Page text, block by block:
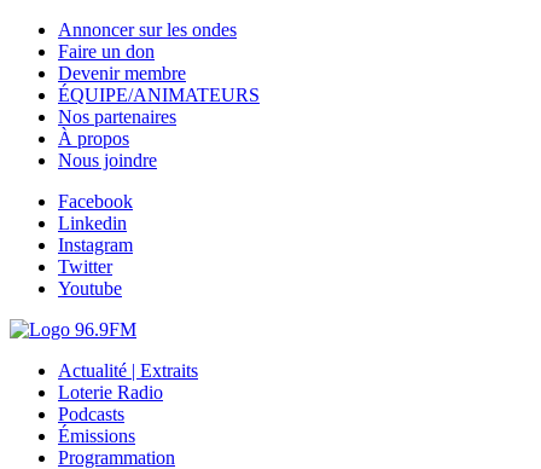
Annoncer sur les ondes
Faire un don
Devenir membre
ÉQUIPE/ANIMATEURS
Nos partenaires
À propos
Nous joindre
Facebook
Linkedin
Instagram
Twitter
Youtube
Actualité | Extraits
Loterie Radio
Podcasts
Émissions
Programmation